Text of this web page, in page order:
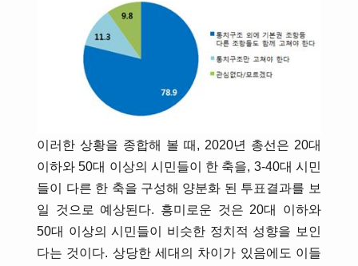
이러한 상황을 종합해 볼 때, 2020년 총선은 20대
이하와 50대 이상의 시민들이 한 축을, 3-40대 시민
들이 다른 한 축을 구성해 양분화 된 투표결과를 보
일 것으로 예상된다. 흥미로운 것은 20대 이하와
50대 이상의 시민들이 비슷한 정치적 성향을 보인
다는 것이다. 상당한 세대의 차이가 있음에도 이들